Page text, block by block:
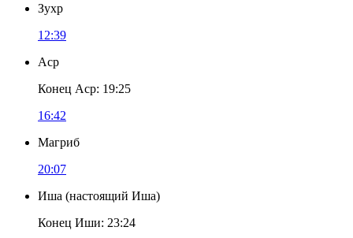
Зухр
12:39
Аср
Конец Аср: 19:25
16:42
Магриб
20:07
Иша (настоящий Иша)
Конец Иши: 23:24